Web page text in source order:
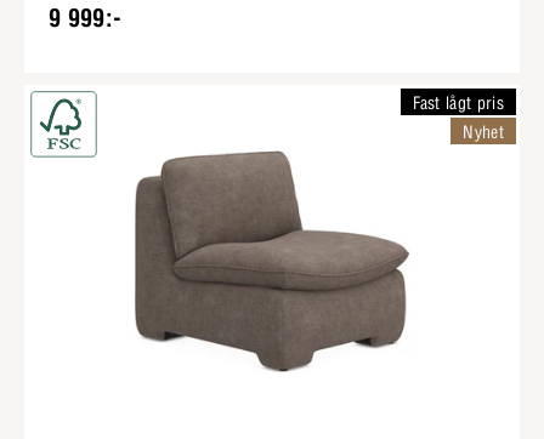
9 999:-
Fast lågt pris
Nyhet